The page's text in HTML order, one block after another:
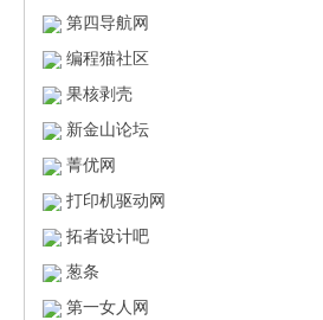
第四导航网
编程猫社区
果核剥壳
新金山论坛
菁优网
打印机驱动网
拓者设计吧
葱条
第一女人网